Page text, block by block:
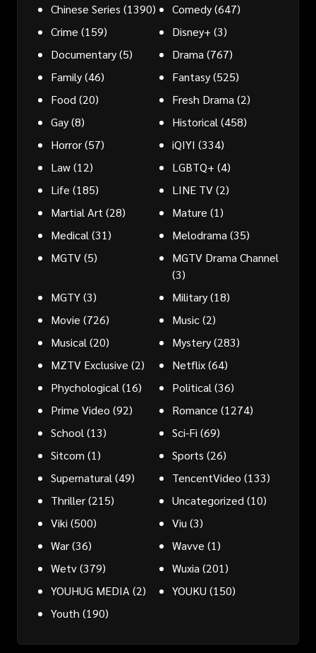
Chinese Series (1390) Comedy(647)
Crime (159) Disney+ (3)
Documentary(5) Drama (767)
Family(46) Fantasy(525)
Food (20) Fresh Drama (2)
Gay(8) Historical (458)
Horror(57) iQIYI (334)
Law(12) LGBTQ+ (4)
Life (185) LINE TV(2)
Martial Art (28) Mature (1)
Medical (31) Melodrama (35)
MGTV(5)
MGTV Drama Channel
(3)
MGTY(3) Military(18)
Movie (726) Music(2)
Musical (20) Mystery(283)
MZTV Exclusive (2) Netflix(64)
Phychological (16) Political (36)
Prime Video (92) Romance (1274)
School (13) Sci-Fi (69)
Sitcom (1) Sports (26)
Supernatural (49) TencentVideo (133)
Thriller(215) Uncategorized (10)
Viki (500) Viu (3)
War(36) Wavve (1)
Wetv(379) Wuxia (201)
YOUHUG MEDIA (2) YOUKU (150)
Youth (190)